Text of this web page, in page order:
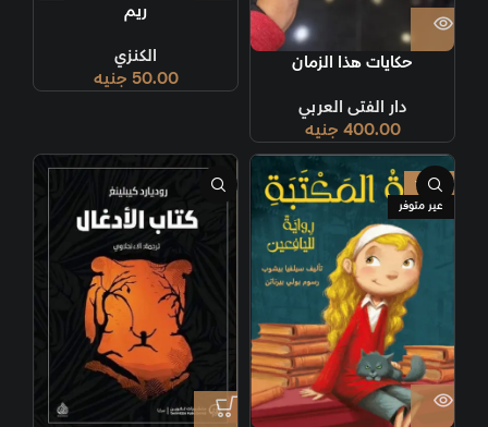
حكايات هذا الزمان
دار الفتى العربي
400.00 جنيه
ريم
الكنزي
50.00 جنيه
-33%
غير متوفر